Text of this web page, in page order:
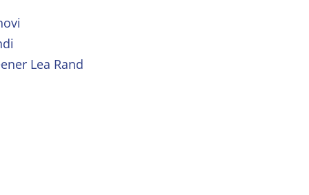
Lea Rand